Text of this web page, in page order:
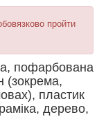
пройти
пофарбована
(зокрема,
пластик
дерево,